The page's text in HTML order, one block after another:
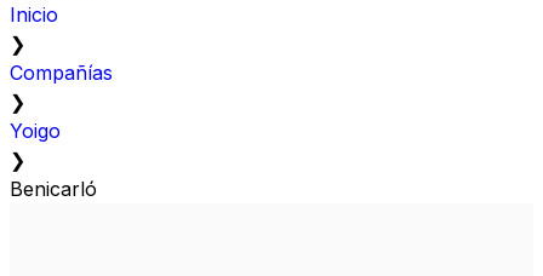
Inicio
❯
Compañías
❯
Yoigo
❯
Benicarló